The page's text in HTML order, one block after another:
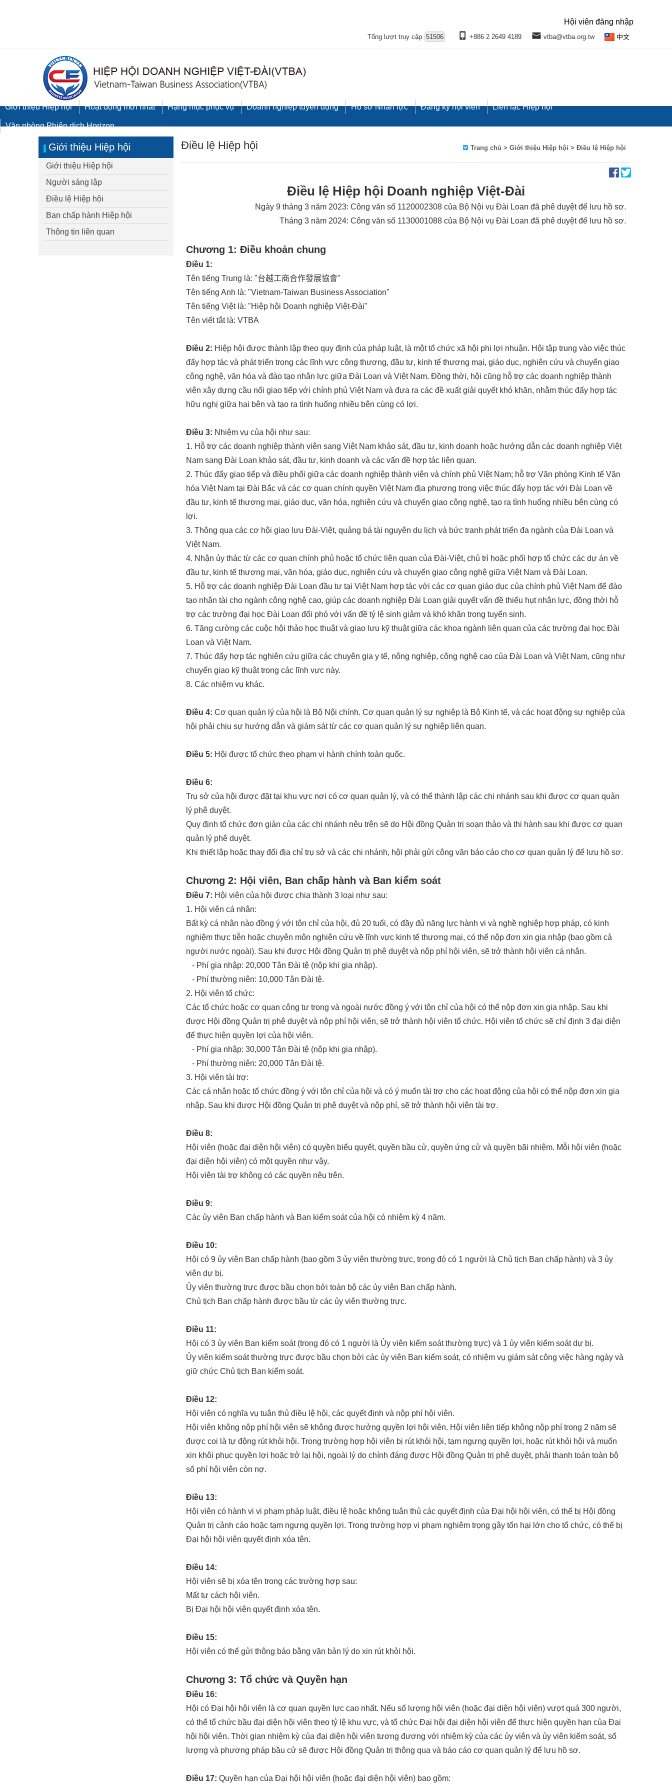
Hội viên đăng nhập
Tổng lượt truy cập 51506 +886 2 2649 4189 vtba@vtba.org.tw 中文
Giới thiệu Hiệp hội Hoạt động mới nhất Hạng mục phục vụ Doanh nghiệp tuyển dụng Hồ sơ Nhân lực Đăng ký hội viên Liên lạc Hiệp hội
Văn phòng Phiên dịch Horizon
Giới thiệu Hiệp hội
Giới thiệu Hiệp hội
Người sáng lập
Điều lệ Hiệp hội
Ban chấp hành Hiệp hội
Thông tin liên quan
Điều lệ Hiệp hội Trang chủ > Giới thiệu Hiệp hội > Điều lệ Hiệp hội
Điều lệ Hiệp hội Doanh nghiệp Việt-Đài
Ngày 9 tháng 3 năm 2023: Công văn số 1120002308 của Bộ Nội vụ Đài Loan đã phê duyệt để lưu hồ sơ.
Tháng 3 năm 2024: Công văn số 1130001088 của Bộ Nội vụ Đài Loan đã phê duyệt để lưu hồ sơ.
Chương 1: Điều khoản chung
Điều 1:
Tên tiếng Trung là: "台越工商合作發展協會"
Tên tiếng Anh là: "Vietnam-Taiwan Business Association"
Tên tiếng Việt là: "Hiệp hội Doanh nghiệp Việt-Đài"
Tên viết tắt là: VTBA
Điều 2: Hiệp hội được thành lập theo quy định của pháp luật, là một tổ chức xã hội phi lợi nhuận. Hội tập trung vào việc thúc
đẩy hợp tác và phát triển trong các lĩnh vực công thương, đầu tư, kinh tế thương mại, giáo dục, nghiên cứu và chuyển giao
công nghệ, văn hóa và đào tạo nhân lực giữa Đài Loan và Việt Nam. Đồng thời, hội cũng hỗ trợ các doanh nghiệp thành
viên xây dựng cầu nối giao tiếp với chính phủ Việt Nam và đưa ra các đề xuất giải quyết khó khăn, nhằm thúc đẩy hợp tác
hữu nghị giữa hai bên và tạo ra tình huống nhiều bên cùng có lợi.
Điều 3: Nhiệm vụ của hội như sau:
1. Hỗ trợ các doanh nghiệp thành viên sang Việt Nam khảo sát, đầu tư, kinh doanh hoặc hướng dẫn các doanh nghiệp Việt
Nam sang Đài Loan khảo sát, đầu tư, kinh doanh và các vấn đề hợp tác liên quan.
2. Thúc đẩy giao tiếp và điều phối giữa các doanh nghiệp thành viên và chính phủ Việt Nam; hỗ trợ Văn phòng Kinh tế Văn
hóa Việt Nam tại Đài Bắc và các cơ quan chính quyền Việt Nam địa phương trong việc thúc đẩy hợp tác với Đài Loan về
đầu tư, kinh tế thương mại, giáo dục, văn hóa, nghiên cứu và chuyển giao công nghệ, tạo ra tình huống nhiều bên cùng có
lợi.
3. Thông qua các cơ hội giao lưu Đài-Việt, quảng bá tài nguyên du lịch và bức tranh phát triển đa ngành của Đài Loan và
Việt Nam.
4. Nhận ủy thác từ các cơ quan chính phủ hoặc tổ chức liên quan của Đài-Việt, chủ trì hoặc phối hợp tổ chức các dự án về
đầu tư, kinh tế thương mại, văn hóa, giáo dục, nghiên cứu và chuyển giao công nghệ giữa Việt Nam và Đài Loan.
5. Hỗ trợ các doanh nghiệp Đài Loan đầu tư tại Việt Nam hợp tác với các cơ quan giáo dục của chính phủ Việt Nam để đào
tạo nhân tài cho ngành công nghệ cao, giúp các doanh nghiệp Đài Loan giải quyết vấn đề thiếu hụt nhân lực, đồng thời hỗ
trợ các trường đại học Đài Loan đối phó với vấn đề tỷ lệ sinh giảm và khó khăn trong tuyển sinh.
6. Tăng cường các cuộc hội thảo học thuật và giao lưu kỹ thuật giữa các khoa ngành liên quan của các trường đại học Đài
Loan và Việt Nam.
7. Thúc đẩy hợp tác nghiên cứu giữa các chuyên gia y tế, nông nghiệp, công nghệ cao của Đài Loan và Việt Nam, cũng như
chuyển giao kỹ thuật trong các lĩnh vực này.
8. Các nhiệm vụ khác.
Điều 4: Cơ quan quản lý của hội là Bộ Nội chính. Cơ quan quản lý sự nghiệp là Bộ Kinh tế, và các hoạt động sự nghiệp của
hội phải chịu sự hướng dẫn và giám sát từ các cơ quan quản lý sự nghiệp liên quan.
Điều 5: Hội được tổ chức theo phạm vi hành chính toàn quốc.
Điều 6:
Trụ sở của hội được đặt tại khu vực nơi có cơ quan quản lý, và có thể thành lập các chi nhánh sau khi được cơ quan quản
lý phê duyệt.
Quy định tổ chức đơn giản của các chi nhánh nêu trên sẽ do Hội đồng Quản trị soạn thảo và thi hành sau khi được cơ quan
quản lý phê duyệt.
Khi thiết lập hoặc thay đổi địa chỉ trụ sở và các chi nhánh, hội phải gửi công văn báo cáo cho cơ quan quản lý để lưu hồ sơ.
Chương 2: Hội viên, Ban chấp hành và Ban kiểm soát
Điều 7: Hội viên của hội được chia thành 3 loại như sau:
1. Hội viên cá nhân:
Bất kỳ cá nhân nào đồng ý với tôn chỉ của hội, đủ 20 tuổi, có đầy đủ năng lực hành vi và nghề nghiệp hợp pháp, có kinh
nghiệm thực tiễn hoặc chuyên môn nghiên cứu về lĩnh vực kinh tế thương mại, có thể nộp đơn xin gia nhập (bao gồm cả
người nước ngoài). Sau khi được Hội đồng Quản trị phê duyệt và nộp phí hội viên, sẽ trở thành hội viên cá nhân.
- Phí gia nhập: 20,000 Tân Đài tệ (nộp khi gia nhập).
- Phí thường niên: 10,000 Tân Đài tệ.
2. Hội viên tổ chức:
Các tổ chức hoặc cơ quan công tư trong và ngoài nước đồng ý với tôn chỉ của hội có thể nộp đơn xin gia nhập. Sau khi
được Hội đồng Quản trị phê duyệt và nộp phí hội viên, sẽ trở thành hội viên tổ chức. Hội viên tổ chức sẽ chỉ định 3 đại diện
để thực hiện quyền lợi của hội viên.
- Phí gia nhập: 30,000 Tân Đài tệ (nộp khi gia nhập).
- Phí thường niên: 20,000 Tân Đài tệ.
3. Hội viên tài trợ:
Các cá nhân hoặc tổ chức đồng ý với tôn chỉ của hội và có ý muốn tài trợ cho các hoạt động của hội có thể nộp đơn xin gia
nhập. Sau khi được Hội đồng Quản trị phê duyệt và nộp phí, sẽ trở thành hội viên tài trợ.
Điều 8:
Hội viên (hoặc đại diện hội viên) có quyền biểu quyết, quyền bầu cử, quyền ứng cử và quyền bãi nhiệm. Mỗi hội viên (hoặc
đại diện hội viên) có một quyền như vậy.
Hội viên tài trợ không có các quyền nêu trên.
Điều 9:
Các ủy viên Ban chấp hành và Ban kiểm soát của hội có nhiệm kỳ 4 năm.
Điều 10:
Hội có 9 ủy viên Ban chấp hành (bao gồm 3 ủy viên thường trực, trong đó có 1 người là Chủ tịch Ban chấp hành) và 3 ủy
viên dự bị.
Ủy viên thường trực được bầu chọn bởi toàn bộ các ủy viên Ban chấp hành.
Chủ tịch Ban chấp hành được bầu từ các ủy viên thường trực.
Điều 11:
Hội có 3 ủy viên Ban kiểm soát (trong đó có 1 người là Ủy viên kiểm soát thường trực) và 1 ủy viên kiểm soát dự bị.
Ủy viên kiểm soát thường trực được bầu chọn bởi các ủy viên Ban kiểm soát, có nhiệm vụ giám sát công việc hàng ngày và
giữ chức Chủ tịch Ban kiểm soát.
Điều 12:
Hội viên có nghĩa vụ tuân thủ điều lệ hội, các quyết định và nộp phí hội viên.
Hội viên không nộp phí hội viên sẽ không được hưởng quyền lợi hội viên. Hội viên liên tiếp không nộp phí trong 2 năm sẽ
được coi là tự động rút khỏi hội. Trong trường hợp hội viên bị rút khỏi hội, tạm ngưng quyền lợi, hoặc rút khỏi hội và muốn
xin khôi phục quyền lợi hoặc trở lại hội, ngoài lý do chính đáng được Hội đồng Quản trị phê duyệt, phải thanh toán toàn bộ
số phí hội viên còn nợ.
Điều 13:
Hội viên có hành vi vi phạm pháp luật, điều lệ hoặc không tuân thủ các quyết định của Đại hội hội viên, có thể bị Hội đồng
Quản trị cảnh cáo hoặc tạm ngưng quyền lợi. Trong trường hợp vi phạm nghiêm trọng gây tổn hại lớn cho tổ chức, có thể bị
Đại hội hội viên quyết định xóa tên.
Điều 14:
Hội viên sẽ bị xóa tên trong các trường hợp sau:
Mất tư cách hội viên.
Bị Đại hội hội viên quyết định xóa tên.
Điều 15:
Hội viên có thể gửi thông báo bằng văn bản lý do xin rút khỏi hội.
Chương 3: Tổ chức và Quyền hạn
Điều 16:
Hội có Đại hội hội viên là cơ quan quyền lực cao nhất. Nếu số lượng hội viên (hoặc đại diện hội viên) vượt quá 300 người,
có thể tổ chức bầu đại diện hội viên theo tỷ lệ khu vực, và tổ chức Đại hội đại diện hội viên để thực hiện quyền hạn của Đại
hội hội viên. Thời gian nhiệm kỳ của đại diện hội viên tương đương với nhiệm kỳ của các ủy viên và ủy viên kiểm soát, số
lượng và phương pháp bầu cử sẽ được Hội đồng Quản trị thông qua và báo cáo cơ quan quản lý để lưu hồ sơ.
Điều 17: Quyền hạn của Đại hội hội viên (hoặc đại diện hội viên) bao gồm: